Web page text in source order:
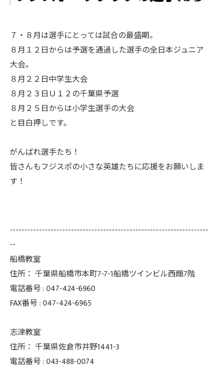
７・８月は選手にとっては試合の最盛期。
８月１２日からは予選を通過した選手の全日本ジュニア
大会。
８月２２日中学生大会
８月２３日Ｕ１２の千葉県予選
８月２５日からは小学生選手の大会
と目白押しです。
がんばれ選手たち！
皆さんもフジスポの小さな英雄たちに応援をお願いしま
す！
--------------------------------------------------------------------
--
船橋教室
住所： 千葉県船橋市本町7-7-1船橋ツインビル西館7階
電話番号 :047-424-6960
FAX番号 :047-424-6965
志津教室
住所： 千葉県佐倉市井野1441-3
電話番号 :043-488-0074